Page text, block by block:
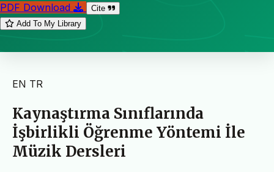
PDF Download
Cite
Add To My Library
EN TR
Kaynaştırma Sınıflarında
İşbirlikli Öğrenme Yöntemi İle
Müzik Dersleri